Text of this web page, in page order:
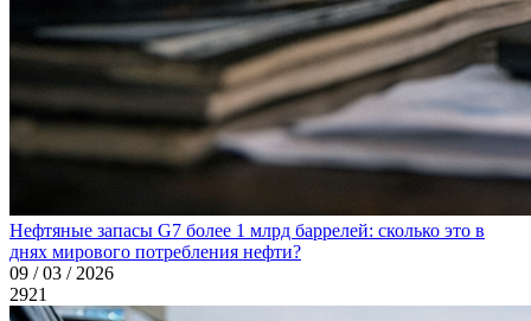
Нефтяные запасы G7 более 1 млрд баррелей: сколько это в
днях мирового потребления нефти?
09 / 03 / 2026
2921